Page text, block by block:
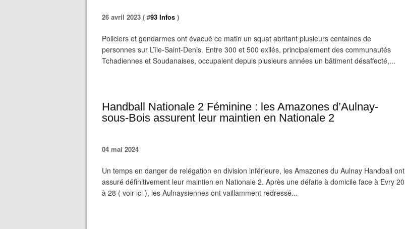
26 avril 2023 ( #93 Infos )
Policiers et gendarmes ont évacué ce matin un squat abritant plusieurs centaines de
personnes sur L’île-Saint-Denis. Entre 300 et 500 exilés, principalement des communautés
Tchadiennes et Soudanaises, occupaient depuis plusieurs années un bâtiment désaffecté,...
Handball Nationale 2 Féminine : les Amazones d’Aulnay-
sous-Bois assurent leur maintien en Nationale 2
04 mai 2024
Un temps en danger de relégation en division inférieure, les Amazones du Aulnay Handball ont
assuré définitivement leur maintien en Nationale 2. Après une défaite à domicile face à Evry 20
à 28 ( voir ici ), les Aulnaysiennes ont vaillamment redressé...